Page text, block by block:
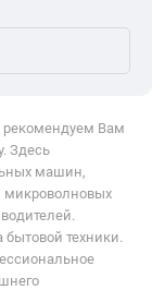
рекомендуем Вам
Здесь
машин,
микроволновых
техники.